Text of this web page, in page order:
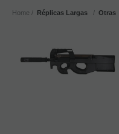
Home Réplicas Largas Otras